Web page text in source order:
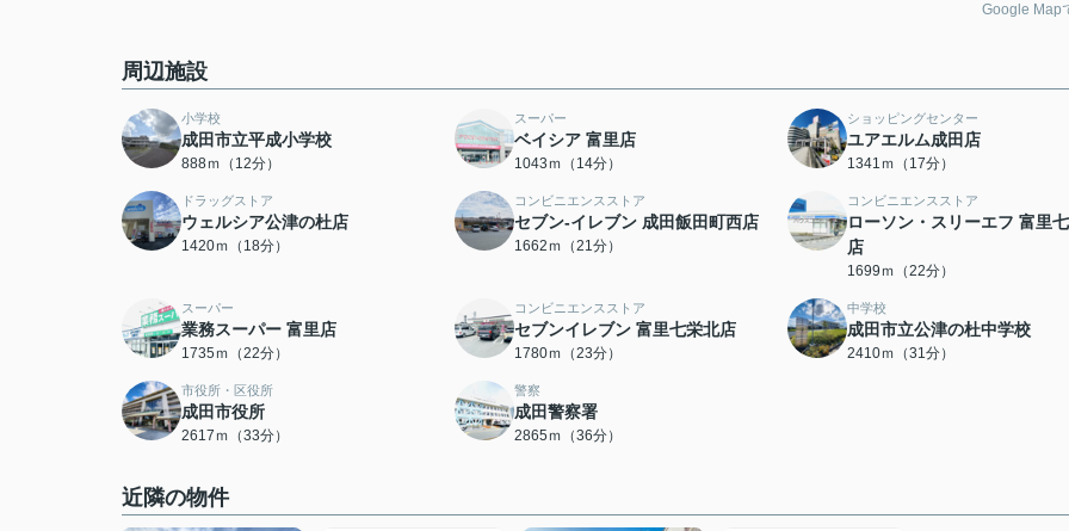
Google Map
周辺施設
小学校
成田市立平成小学校
888ｍ（12分）
スーパー
ベイシア 富里店
1043ｍ（14分）
ショッピングセンター
ユアエルム成田店
1341ｍ（17分）
ドラッグストア
ウェルシア公津の杜店
1420ｍ（18分）
コンビニエンスストア
セブン-イレブン 成田飯田町西店
1662ｍ（21分）
コンビニエンスストア
ローソン・スリーエフ 富里
店
1699ｍ（22分）
スーパー
業務スーパー 富里店
1735ｍ（22分）
コンビニエンスストア
セブンイレブン 富里七栄北店
1780ｍ（23分）
中学校
成田市立公津の杜中学校
2410ｍ（31分）
市役所・区役所
成田市役所
2617ｍ（33分）
警察
成田警察署
2865ｍ（36分）
近隣の物件